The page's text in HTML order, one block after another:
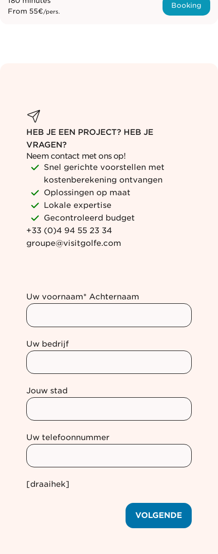
From 55€/pers.
Booking
HEB JE EEN PROJECT? HEB JE
VRAGEN?
Neem contact met ons op!
Snel gerichte voorstellen met
kostenberekening ontvangen
Oplossingen op maat
Lokale expertise
Gecontroleerd budget
+33 (0)4 94 55 23 34
groupe@visitgolfe.com
Uw voornaam* Achternaam
Uw bedrijf
Jouw stad
Uw telefoonnummer
[draaihek]
VOLGENDE